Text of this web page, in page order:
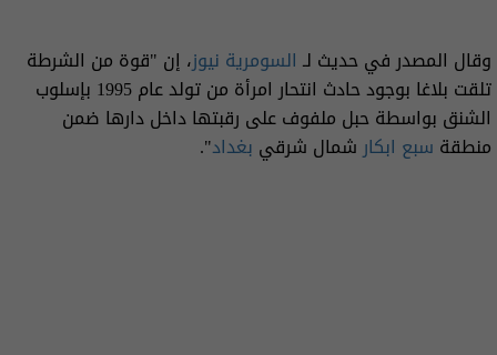
وقال المصدر في حديث لـ السومرية نيوز، إن "قوة من الشرطة
تلقت بلاغا بوجود حادث انتحار امرأة من تولد عام 1995 بإسلوب
الشنق بواسطة حبل ملفوف على رقبتها داخل دارها ضمن
منطقة سبع ابكارشمال شرقي بغداد".